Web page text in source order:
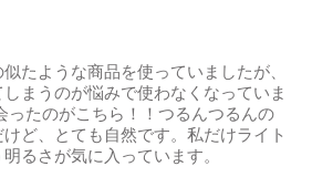
たような商品を使っていましたが、
まうのが悩みで使わなくなっていま
ったのがこちら！！つるんつるんの
ど、とても自然です。私だけライト
るさが気に入っています。